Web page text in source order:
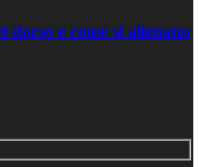
dorso e come si allenano